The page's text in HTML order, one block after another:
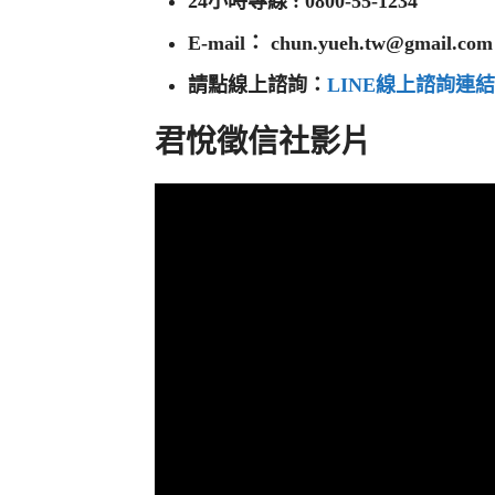
E-mail：
chun.yueh.tw@gmail.com
請點線上諮詢：LINE線上諮詢連結
君悅徵信社影片